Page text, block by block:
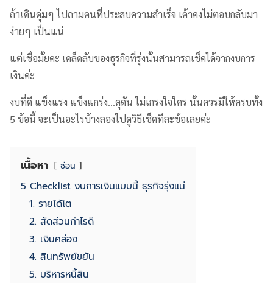
ถ้าเดินดุ่มๆ ไปถามคนที่ประสบความสำเร็จ เค้าคงไม่ตอบกลับมา
ง่ายๆ เป็นแน่
แต่เชื่อมั้ยคะ เคล็ดลับของธุรกิจที่รุ่งนั้นสามารถเช็คได้จากงบการ
เงินค่ะ
งบที่ดี แข็งแรง แข็งแกร่ง…ดุดัน ไม่เกรงใจใคร นั้นควรมีให้ครบทั้ง
5 ข้อนี้ จะเป็นอะไรบ้างลองไปดูวิธีเช็คทีละข้อเลยค่ะ
เนื้อหา ซ่อน
5 Checklist งบการเงินแบบนี้ ธุรกิจรุ่งแน่
1. รายได้โต
2. สัดส่วนกำไรดี
3. เงินคล่อง
4. สินทรัพย์ขยัน
5. บริหารหนี้สิน